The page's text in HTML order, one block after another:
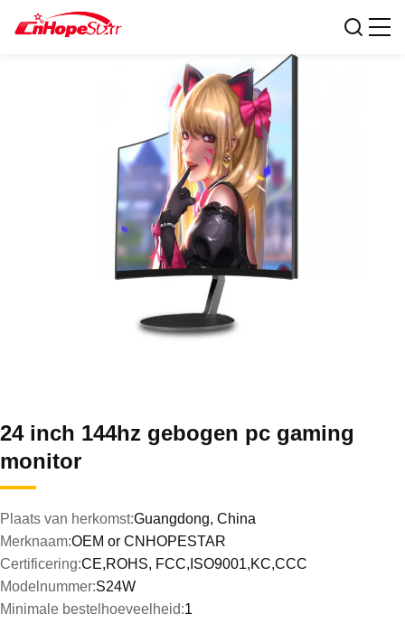
24 inch 144hz gebogen pc gaming
monitor
Plaats van herkomst:Guangdong, China
Merknaam:OEM or CNHOPESTAR
Certificering:CE,ROHS, FCC,ISO9001,KC,CCC
Modelnummer:S24W
Minimale bestelhoeveelheid:1